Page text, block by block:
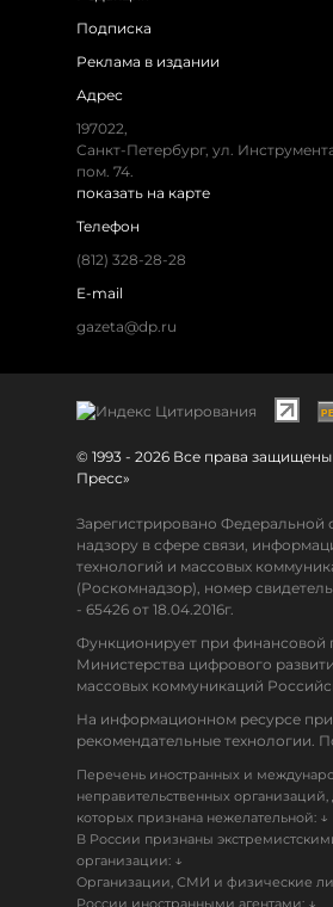
Подписка
Реклама в издании
Адрес
197022,
Санкт-Петербург, ул.
пом. 74.
показать на карте
Телефон
(812) 328-28-28
E-mail
gazeta@dp.ru
© 1993 - 2026 Все права
Пресс»
Зарегистрировано Федеральной
надзору в сфере связи,
технологий и массовых
(Роскомнадзор), номер
- 65426 от 18.04.2016г.
Функционирует при финансовой
Министерства цифрового
массовых коммуникаций
На информационном ресурсе
рекомендательные технологии.
Перечень иностранных и
неправительственных организаций,
которых признана нежелательной: ↓
В России признаны
организации: ↓
Организации, СМИ и физические
России иностранными агентами: ↓